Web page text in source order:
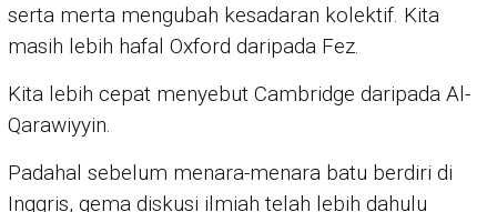
serta merta mengubah kesadaran kolektif. Kita
masih lebih hafal Oxford daripada Fez.
Kita lebih cepat menyebut Cambridge daripada Al-
Qarawiyyin.
Padahal sebelum menara-menara batu berdiri di
Inggris, gema diskusi ilmiah telah lebih dahulu